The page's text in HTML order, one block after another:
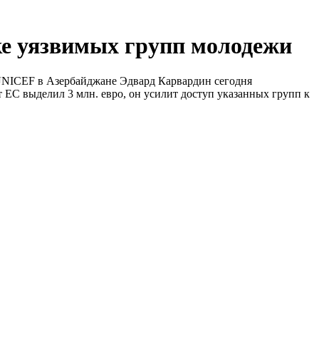
уязвимых групп молодежи
в Азербайджане Эдвард Карвардин сегодня
выделил 3 млн. евро, он усилит доступ указанных групп к